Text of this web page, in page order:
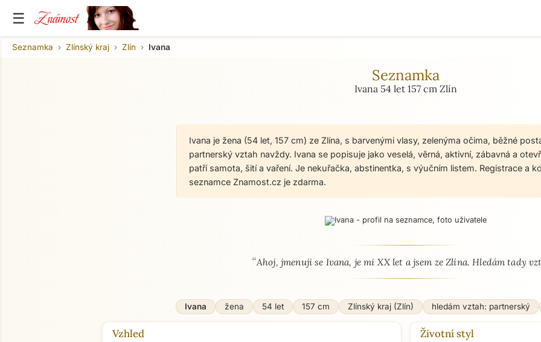
☰ Známost
Seznamka Zlínský kraj Zlín Ivana
Seznamka
Ivana 54 let 157 cm Zlín
Ivana je žena (54 let, 157 cm) ze Zlína, s barvenými vlasy, zelenýma očima, běžné
partnerský vztah navždy. Ivana se popisuje jako veselá, věrná, aktivní, zábavná a
patří samota, šití a vaření. Je nekuřačka, abstinentka, s výučním listem. Registrace a
seznamce Znamost.cz je zdarma.
O mně - seznamka profil
“Ahoj, jmenuji se Ivana, je mi XX let a jsem ze Zlína. Hledám tady
Ivana žena 54 let 157 cm Zlínský kraj (Zlín) hledám vztah: partnerský
Vzhled Životní styl